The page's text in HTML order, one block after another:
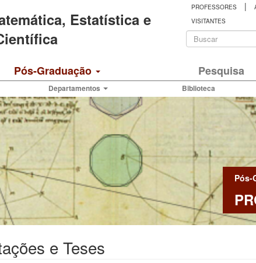
Estatística e
PROFESSORES |
VISITANTES
busca
Pós-Graduação Pesquisa
Departamentos Biblioteca
Pós-
e Teses